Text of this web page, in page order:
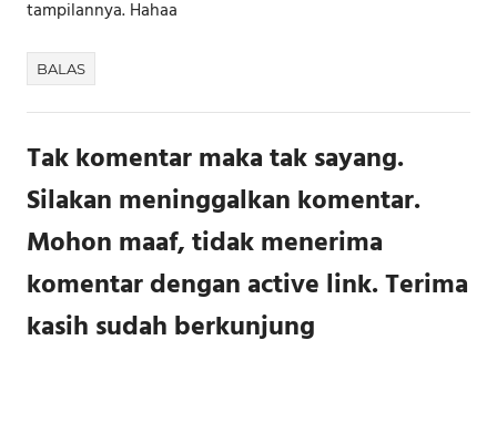
tampilannya. Hahaa
BALAS
Tak komentar maka tak sayang.
Silakan meninggalkan komentar.
Mohon maaf, tidak menerima
komentar dengan active link. Terima
kasih sudah berkunjung